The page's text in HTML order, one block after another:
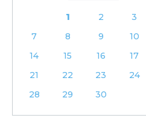
1 2 3
7
8 9 10
14
15 16 17
21
22 23 24
28
29 30